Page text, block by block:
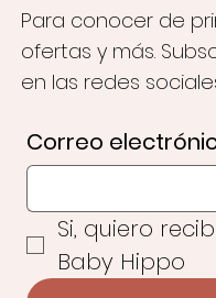
Para conocer de
ofertas y más.
en las redes
Correo
Si, quiero
Baby Hippo